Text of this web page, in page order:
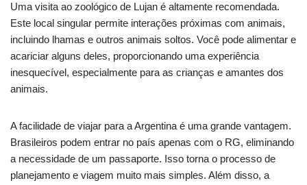
Uma visita ao zoológico de Lujan é altamente recomendada.
Este local singular permite interações próximas com animais,
incluindo lhamas e outros animais soltos. Você pode alimentar e
acariciar alguns deles, proporcionando uma experiência
inesquecível, especialmente para as crianças e amantes dos
animais.
A facilidade de viajar para a Argentina é uma grande vantagem.
Brasileiros podem entrar no país apenas com o RG, eliminando
a necessidade de um passaporte. Isso torna o processo de
planejamento e viagem muito mais simples. Além disso, a